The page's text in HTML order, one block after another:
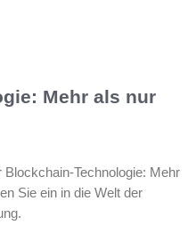
Mehr als nur
Technologie: Mehr
Sie ein in die Welt der